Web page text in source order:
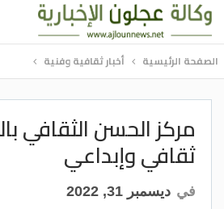
الصفحة الرئيسية أخبار ثقافية وفنية
مركز الحسن الثقافي
ثقافي وإبداعي
في ديسمبر 31, 2022